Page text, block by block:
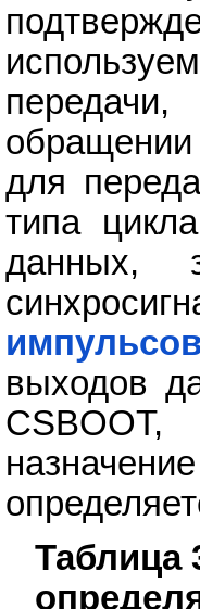
для
типа
данных,
импульсов
выходов
CSBOOT,
Таблица